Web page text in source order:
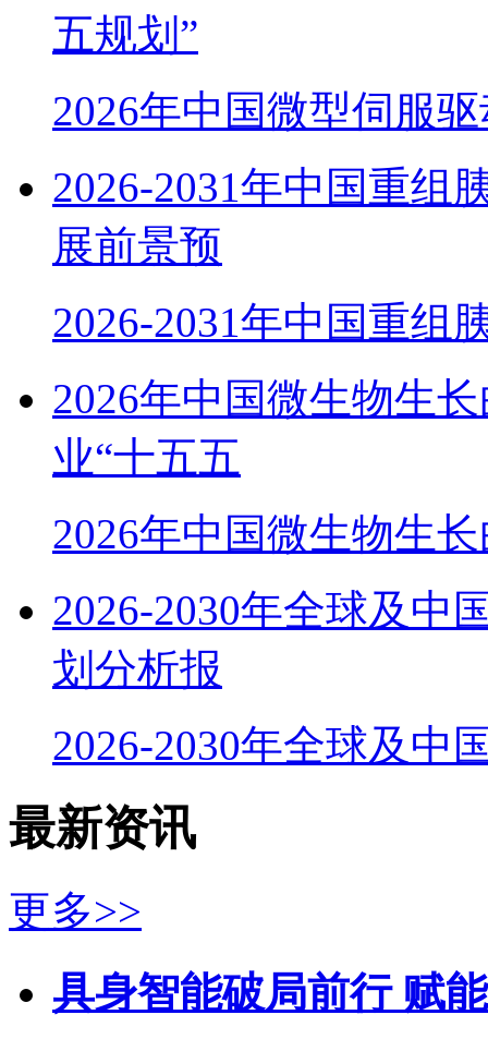
五规划”
2026年中国微型伺服
2026-2031年中国重组
展前景预
2026-2031年中国重组
2026年中国微生物生
业“十五五
2026年中国微生物生
2026-2030年全球及中
划分析报
2026-2030年全球及中
最新资讯
更多>>
具身智能破局前行 赋